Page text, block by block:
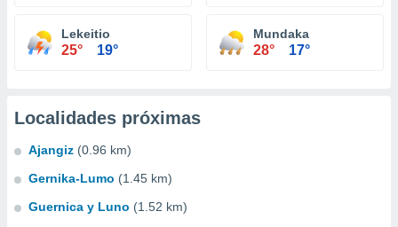
Lekeitio
25° 19°
Mundaka
28° 17°
Localidades próximas
Ajangiz (0.96 km)
Gernika-Lumo (1.45 km)
Guernica y Luno (1.52 km)